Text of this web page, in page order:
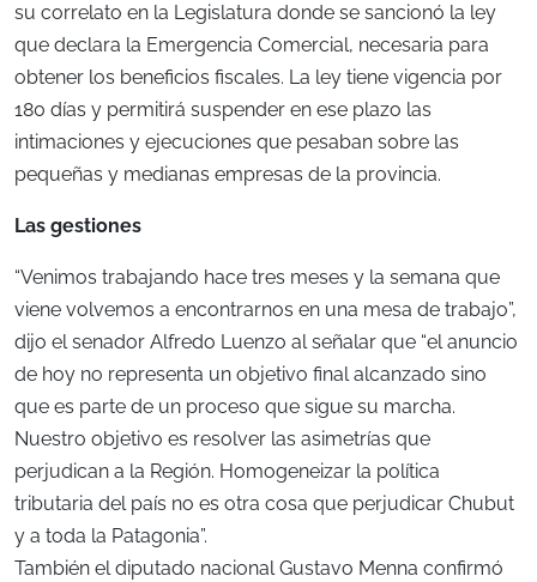
su correlato en la Legislatura donde se sancionó la ley
que declara la Emergencia Comercial, necesaria para
obtener los beneficios fiscales. La ley tiene vigencia por
180 días y permitirá suspender en ese plazo las
intimaciones y ejecuciones que pesaban sobre las
pequeñas y medianas empresas de la provincia.
Las gestiones
“Venimos trabajando hace tres meses y la semana que
viene volvemos a encontrarnos en una mesa de trabajo”,
dijo el senador Alfredo Luenzo al señalar que “el anuncio
de hoy no representa un objetivo final alcanzado sino
que es parte de un proceso que sigue su marcha.
Nuestro objetivo es resolver las asimetrías que
perjudican a la Región. Homogeneizar la política
tributaria del país no es otra cosa que perjudicar Chubut
y a toda la Patagonia”.
También el diputado nacional Gustavo Menna confirmó